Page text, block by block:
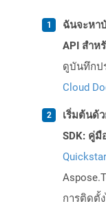
ฉันจะหา
API สำห
ดูบันทึกป
Cloud
เริ่มต้นด้
SDK: คู่มื
การติดตั้